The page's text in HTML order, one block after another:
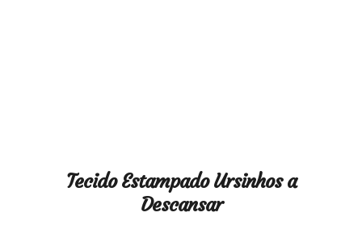
Tecido Estampado Ursinhos a
Descansar